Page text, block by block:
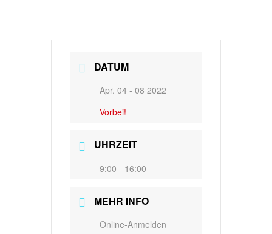
DATUM
Apr. 04 - 08 2022
Vorbei!
UHRZEIT
9:00 - 16:00
MEHR INFO
Online-Anmelden